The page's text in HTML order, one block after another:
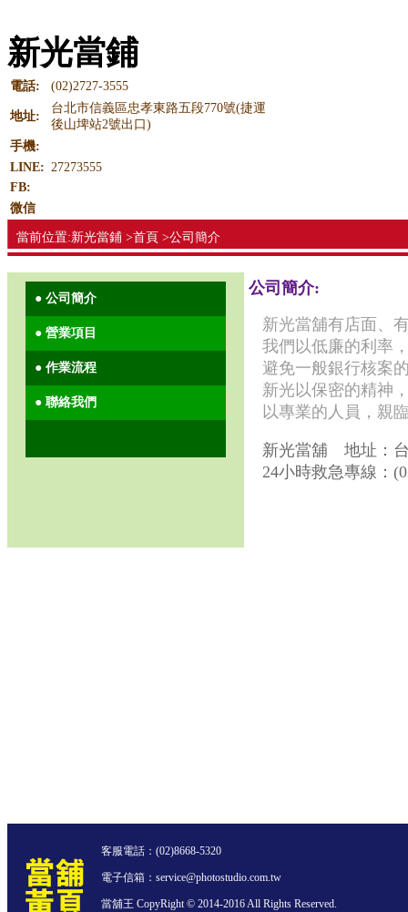
新光當鋪
電話: (02)2727-3555
地址:
台北市信義區忠孝東路五段770號(捷運
後山埤站2號出口)
手機:
LINE: 27273555
FB:
微信
當前位置:新光當鋪 >首頁 >公司簡介
● 公司簡介
● 營業項目
● 作業流程
● 聯絡我們
公司簡介:
新光當舖有店面、
我們以低廉的利率
避免一般銀行核案
新光以保密的精神
以專業的人員，親
新光當舖 地址：台
24小時救急專線：
客服電話： (02)8668-5320
電子信箱：service@photostudio.com.tw
當舖王 CopyRight © 2014-2016 All Rights Reserved.